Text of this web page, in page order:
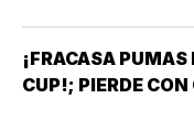
¡FRACASA PUMAS
CUP!; PIERDE